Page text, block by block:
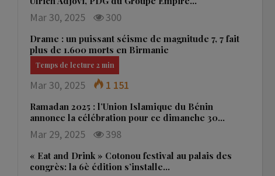
Mar 30, 2025 300
Drame : un puissant séisme de magnitude 7, 7 fait
plus de 1.600 morts en Birmanie
Mar 30, 2025 1 151
Ramadan 2025 : l’Union Islamique du Bénin
annonce la célébration pour ce dimanche 30…
Mar 29, 2025 398
« Eat and Drink » Cotonou festival au palais des
congrès: la 6è édition s’installe…